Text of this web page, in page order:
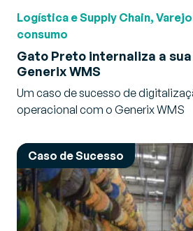
Logística e Supply Chain,
consumo
Gato Preto internaliza a
Generix WMS
Um caso de sucesso de
operacional com o Generix WMS
Caso de Sucesso